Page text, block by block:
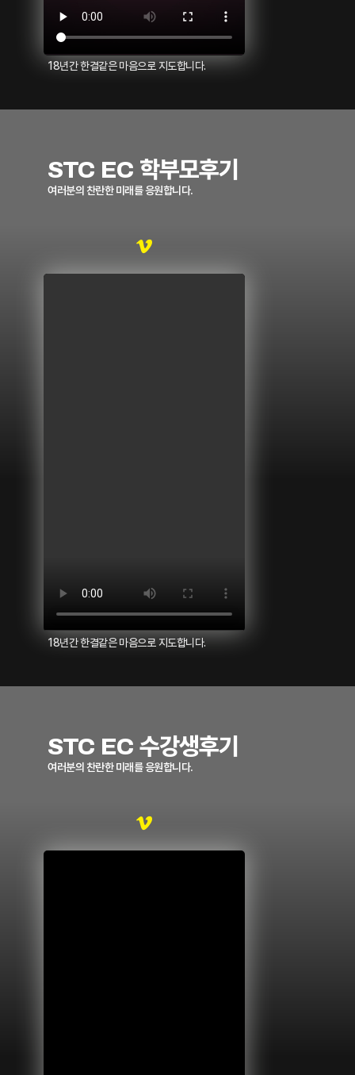
18년간 한결같은 마음으로 지도합니다.
STC EC 학부모후기
여러분의 찬란한 미래를 응원합니다.
18년간 한결같은 마음으로 지도합니다.
STC EC 수강생후기
여러분의 찬란한 미래를 응원합니다.